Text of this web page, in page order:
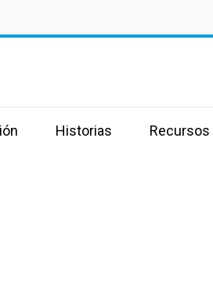
Historias Recursos